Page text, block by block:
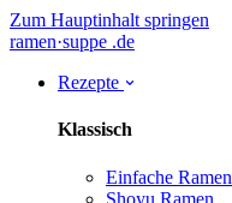
Zum Hauptinhalt springen
ramen·suppe .de
Rezepte
Klassisch
Einfache Ramen
Shoyu Ramen